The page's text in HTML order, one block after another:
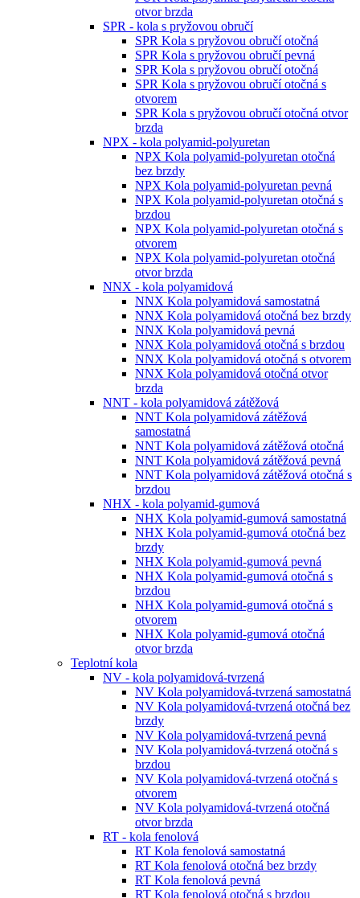
otvor brzda
SPR - kola s pryžovou obručí
SPR Kola s pryžovou obručí otočná
SPR Kola s pryžovou obručí pevná
SPR Kola s pryžovou obručí otočná
SPR Kola s pryžovou obručí otočná s
otvorem
SPR Kola s pryžovou obručí otočná otvor
brzda
NPX - kola polyamid-polyuretan
NPX Kola polyamid-polyuretan otočná
bez brzdy
NPX Kola polyamid-polyuretan pevná
NPX Kola polyamid-polyuretan otočná s
brzdou
NPX Kola polyamid-polyuretan otočná s
otvorem
NPX Kola polyamid-polyuretan otočná
otvor brzda
NNX - kola polyamidová
NNX Kola polyamidová samostatná
NNX Kola polyamidová otočná bez brzdy
NNX Kola polyamidová pevná
NNX Kola polyamidová otočná s brzdou
NNX Kola polyamidová otočná s otvorem
NNX Kola polyamidová otočná otvor
brzda
NNT - kola polyamidová zátěžová
NNT Kola polyamidová zátěžová
samostatná
NNT Kola polyamidová zátěžová otočná
NNT Kola polyamidová zátěžová pevná
NNT Kola polyamidová zátěžová otočná s
brzdou
NHX - kola polyamid-gumová
NHX Kola polyamid-gumová samostatná
NHX Kola polyamid-gumová otočná bez
brzdy
NHX Kola polyamid-gumová pevná
NHX Kola polyamid-gumová otočná s
brzdou
NHX Kola polyamid-gumová otočná s
otvorem
NHX Kola polyamid-gumová otočná
otvor brzda
Teplotní kola
NV - kola polyamidová-tvrzená
NV Kola polyamidová-tvrzená samostatná
NV Kola polyamidová-tvrzená otočná bez
brzdy
NV Kola polyamidová-tvrzená pevná
NV Kola polyamidová-tvrzená otočná s
brzdou
NV Kola polyamidová-tvrzená otočná s
otvorem
NV Kola polyamidová-tvrzená otočná
otvor brzda
RT - kola fenolová
RT Kola fenolová samostatná
RT Kola fenolová otočná bez brzdy
RT Kola fenolová pevná
RT Kola fenolová otočná s brzdou